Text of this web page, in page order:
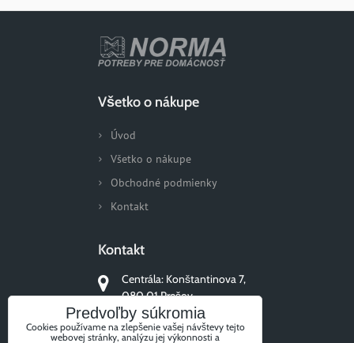
Všetko o nákupe
Úvod
Všetko o nákupe
Obchodné podmienky
Kontakt
Kontakt
Centrála: Konštantinova 7,
080 01 Prešov
+421 51/77 311 96
Predvoľby súkromia
Cookies používame na zlepšenie vašej návštevy tejto
webovej stránky, analýzu jej výkonnosti a